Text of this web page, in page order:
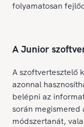
folyamatosan
A Junior
A szoftvertesztelő
azonnal
belépni az
során
módszertanát,